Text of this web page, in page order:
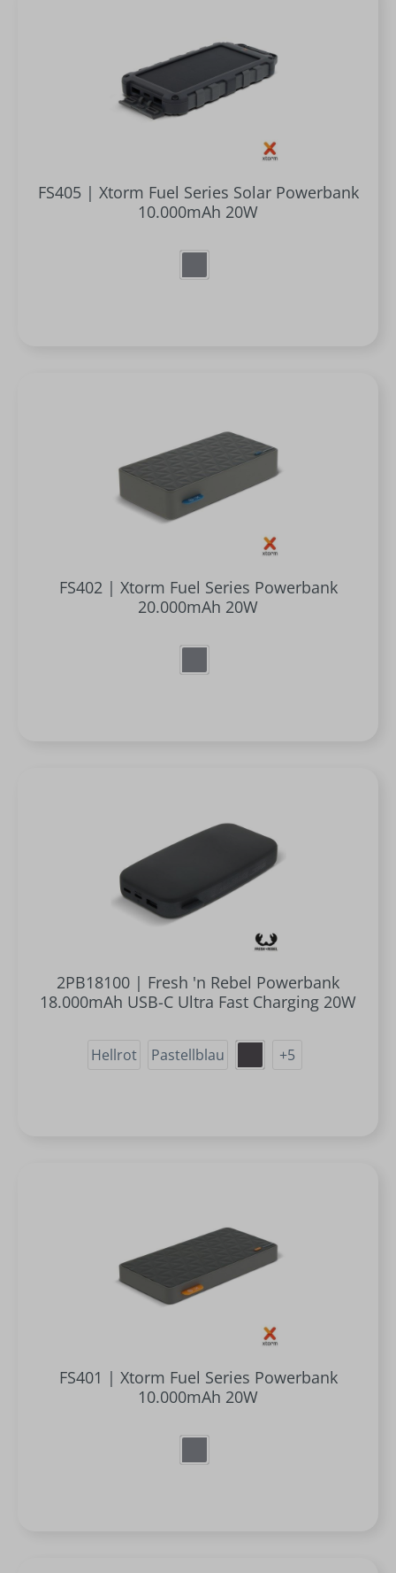
FS405 | Xtorm Fuel Series Solar Powerbank
10.000mAh 20W
FS402 | Xtorm Fuel Series Powerbank
20.000mAh 20W
2PB18100 | Fresh 'n Rebel Powerbank
18.000mAh USB-C Ultra Fast Charging 20W
Hellrot Pastellblau +5
FS401 | Xtorm Fuel Series Powerbank
10.000mAh 20W